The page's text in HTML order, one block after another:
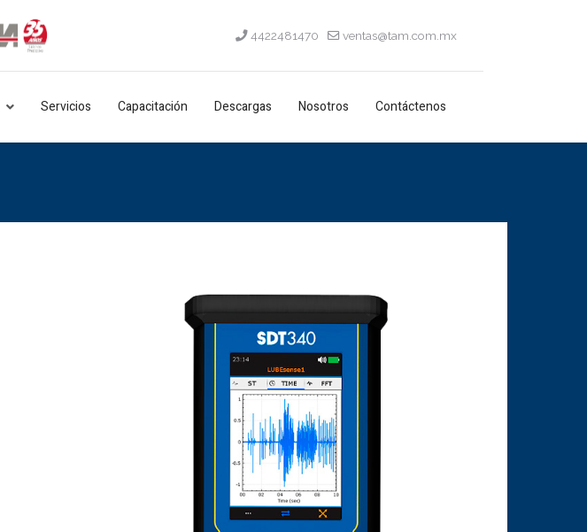
4422481470 ventas@tam.com.mx
Servicios Capacitación Descargas Nosotros Contáctenos